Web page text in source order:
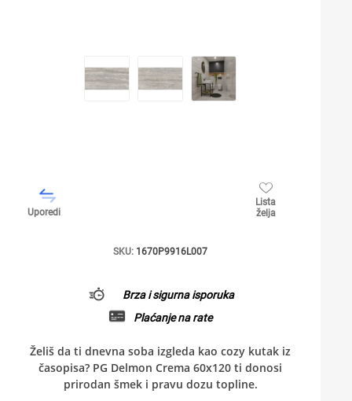
Uporedi
Lista
želja
SKU: 1670P9916L007
Brza i sigurna isporuka
Plaćanje na rate
Želiš da ti dnevna soba izgleda kao cozy kutak iz
časopisa? PG Delmon Crema 60x120 ti donosi
prirodan šmek i pravu dozu topline.